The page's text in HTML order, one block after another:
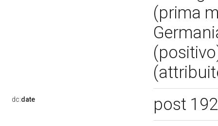
(prima
dc:date post